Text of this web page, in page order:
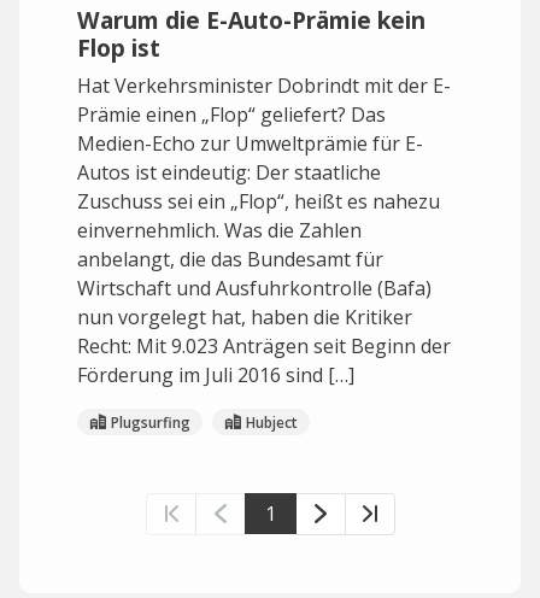
Warum die E-Auto-Prämie kein
Flop ist
Hat Verkehrsminister Dobrindt mit der E-
Prämie einen „Flop“ geliefert? Das
Medien-Echo zur Umweltprämie für E-
Autos ist eindeutig: Der staatliche
Zuschuss sei ein „Flop“, heißt es nahezu
einvernehmlich. Was die Zahlen
anbelangt, die das Bundesamt für
Wirtschaft und Ausfuhrkontrolle (Bafa)
nun vorgelegt hat, haben die Kritiker
Recht: Mit 9.023 Anträgen seit Beginn der
Förderung im Juli 2016 sind […]
Plugsurfing Hubject
1